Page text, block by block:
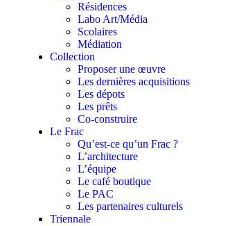
Résidences
Labo Art/Média
Scolaires
Médiation
Collection
Proposer une œuvre
Les dernières acquisitions
Les dépots
Les prêts
Co-construire
Le Frac
Qu’est-ce qu’un Frac ?
L’architecture
L’équipe
Le café boutique
Le PAC
Les partenaires culturels
Triennale